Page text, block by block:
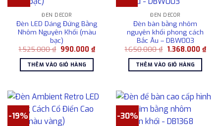
ĐÈN DECOR
Đèn LED Dáng Đứng Bằng
Nhôm Nguyên Khối (màu
bạc)
1.525.000₫ Giá
là:
1.525.000 ₫.
990.000 ₫Giá
hiện
990.000 ₫.
THÊM VÀO GIỎ HÀNG
ĐÈN DECOR
Đèn bàn bằng nhôm
nguyên khối phong cách
Bắc Âu – DBW003
1.650.000₫ Giá
là:
1.650.000 ₫.
1.368.000 ₫Giá
hiện
THÊM VÀO GIỎ HÀNG
-19% -30%